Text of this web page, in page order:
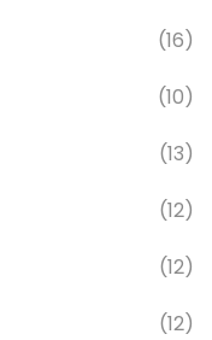
(16)
(10)
(13)
(12)
(12)
(12)